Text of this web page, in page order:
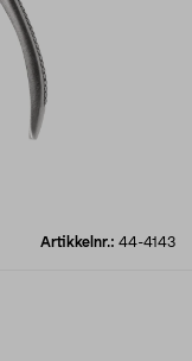
Artikkelnr.: 44-4143